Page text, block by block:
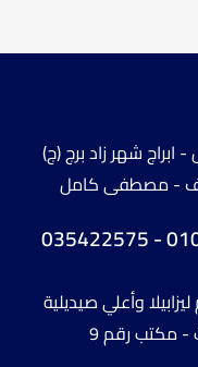
- ابراج شهر زاد برج (ج)
- أمام ليزابيلا وأعلي صيديلية
- مكتب رقم 9